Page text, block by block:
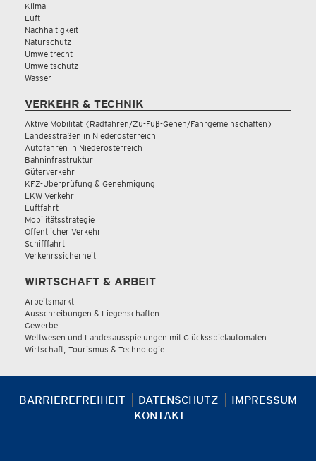
Klima
Luft
Nachhaltigkeit
Naturschutz
Umweltrecht
Umweltschutz
Wasser
VERKEHR & TECHNIK
Aktive Mobilität (Radfahren/Zu-Fuß-Gehen/Fahrgemeinschaften)
Landesstraßen in Niederösterreich
Autofahren in Niederösterreich
Bahninfrastruktur
Güterverkehr
KFZ-Überprüfung & Genehmigung
LKW Verkehr
Luftfahrt
Mobilitätsstrategie
Öffentlicher Verkehr
Schifffahrt
Verkehrssicherheit
WIRTSCHAFT & ARBEIT
Arbeitsmarkt
Ausschreibungen & Liegenschaften
Gewerbe
Wettwesen und Landesausspielungen mit Glücksspielautomaten
Wirtschaft, Tourismus & Technologie
BARRIEREFREIHEIT DATENSCHUTZ
IMPRESSUM
KONTAKT